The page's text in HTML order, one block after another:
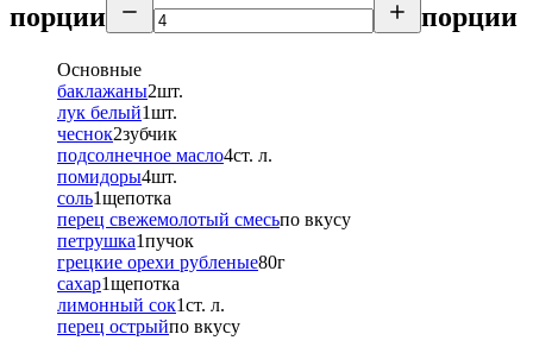
порции порции
Основные
баклажаны2шт.
лук белый1шт.
чеснок2зубчик
подсолнечное масло4ст. л.
помидоры4шт.
соль1щепотка
перец свежемолотый смесьпо вкусу
петрушка1пучок
грецкие орехи рубленые80г
сахар1щепотка
лимонный сок1ст. л.
перец острыйпо вкусу